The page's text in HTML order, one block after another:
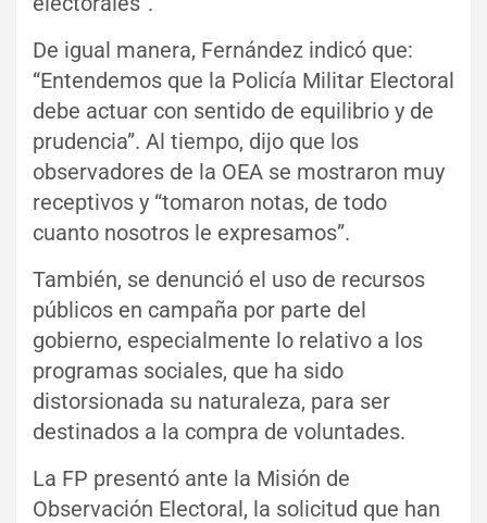
De igual manera, Fernández indicó que:
“Entendemos que la Policía Militar Electoral
debe actuar con sentido de equilibrio y de
prudencia”. Al tiempo, dijo que los
observadores de la OEA se mostraron muy
receptivos y “tomaron notas, de todo
cuanto nosotros le expresamos”.
También, se denunció el uso de recursos
públicos en campaña por parte del
gobierno, especialmente lo relativo a los
programas sociales, que ha sido
distorsionada su naturaleza, para ser
destinados a la compra de voluntades.
La FP presentó ante la Misión de
Observación Electoral, la solicitud que han